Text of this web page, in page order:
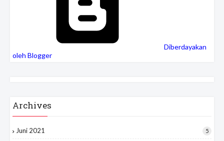
Diberdayakan
oleh Blogger
Archives
Juni 2021 5